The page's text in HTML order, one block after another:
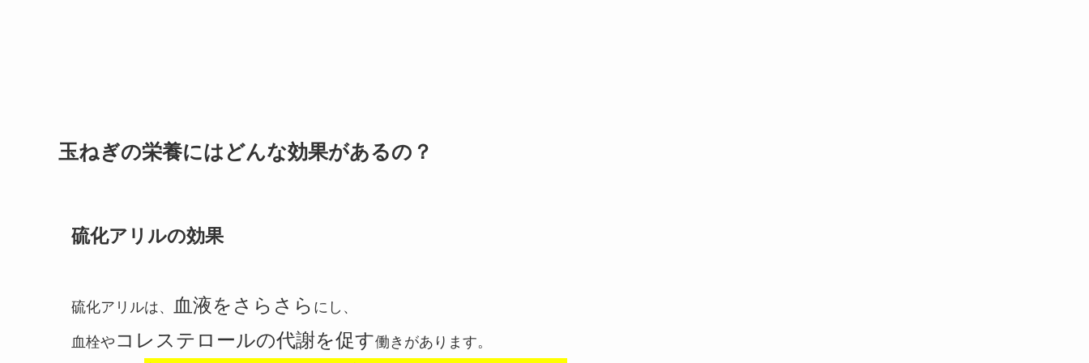
玉ねぎの栄養にはどんな効果があるの？
硫化アリルの効果
硫化アリルは、 血液をさらさらにし、
血栓やコレステロールの代謝を促す働きがあります。